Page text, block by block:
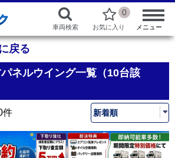
車両検索
0
お気に入り メニュー
戻る
ネルウイング一覧（10台該
件